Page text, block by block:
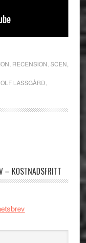
RECENSION SCEN
LASSGÅRD
– KOSTNADSFRITT